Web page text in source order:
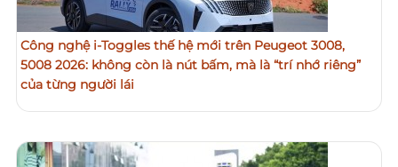
Công nghệ i-Toggles thế hệ mới trên Peugeot 3008,
5008 2026: không còn là nút bấm, mà là “trí nhớ riêng”
của từng người lái